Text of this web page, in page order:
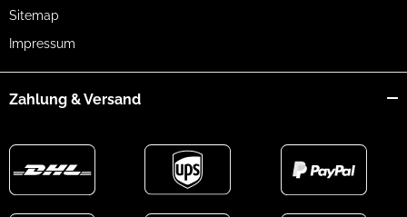
Sitemap
Impressum
Zahlung & Versand